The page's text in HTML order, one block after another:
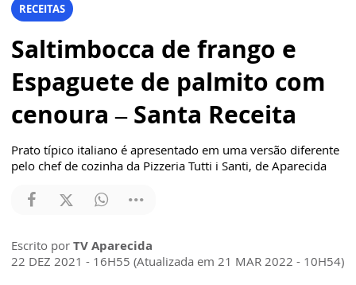
RECEITAS
Saltimbocca de frango e
Espaguete de palmito com
cenoura – Santa Receita
Prato típico italiano é apresentado em uma versão diferente
pelo chef de cozinha da Pizzeria Tutti i Santi, de Aparecida
Escrito por TV Aparecida
22 DEZ 2021 - 16H55 (Atualizada em 21 MAR 2022 - 10H54)